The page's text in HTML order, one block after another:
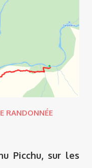
RANDONNÉE
Picchu, sur les